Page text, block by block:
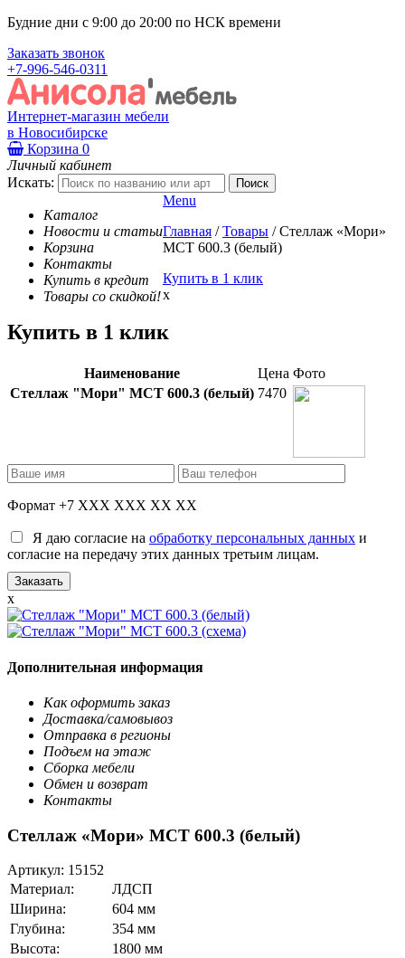
Будние дни с 9:00 до 20:00 по НСК времени
Заказать звонок
+7-996-546-0311
Интернет-магазин мебели
в Новосибирске
Корзина 0
Личный кабинет
Искать:
Каталог
Новости и статьи
Корзина
Контакты
Купить в кредит
Товары со скидкой!
Menu
Главная / Товары / Стеллаж «Мори»
МСТ 600.3 (белый)
Купить в 1 клик
x
Купить в 1 клик
Наименование Цена Фото
Стеллаж "Мори" МСТ 600.3 (белый) 7470
Формат +7 XXX XXX XX XX
Я даю согласие на обработку персональных данных и
согласие на передачу этих данных третьим лицам.
x
Дополнительная информация
Как оформить заказ
Доставка/самовывоз
Отправка в регионы
Подъем на этаж
Сборка мебели
Обмен и возврат
Контакты
Стеллаж «Мори» МСТ 600.3 (белый)
Артикул: 15152
Материал:
ЛДСП
Ширина:
604 мм
Глубина:
354 мм
Высота:
1800 мм